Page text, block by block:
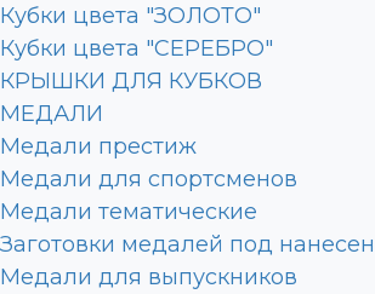
Кубки цвета "ЗОЛОТО"
Кубки цвета "СЕРЕБРО"
КРЫШКИ ДЛЯ КУБКОВ
МЕДАЛИ
Медали престиж
Медали для спортсменов
Медали тематические
Заготовки медалей под
Медали для выпускников